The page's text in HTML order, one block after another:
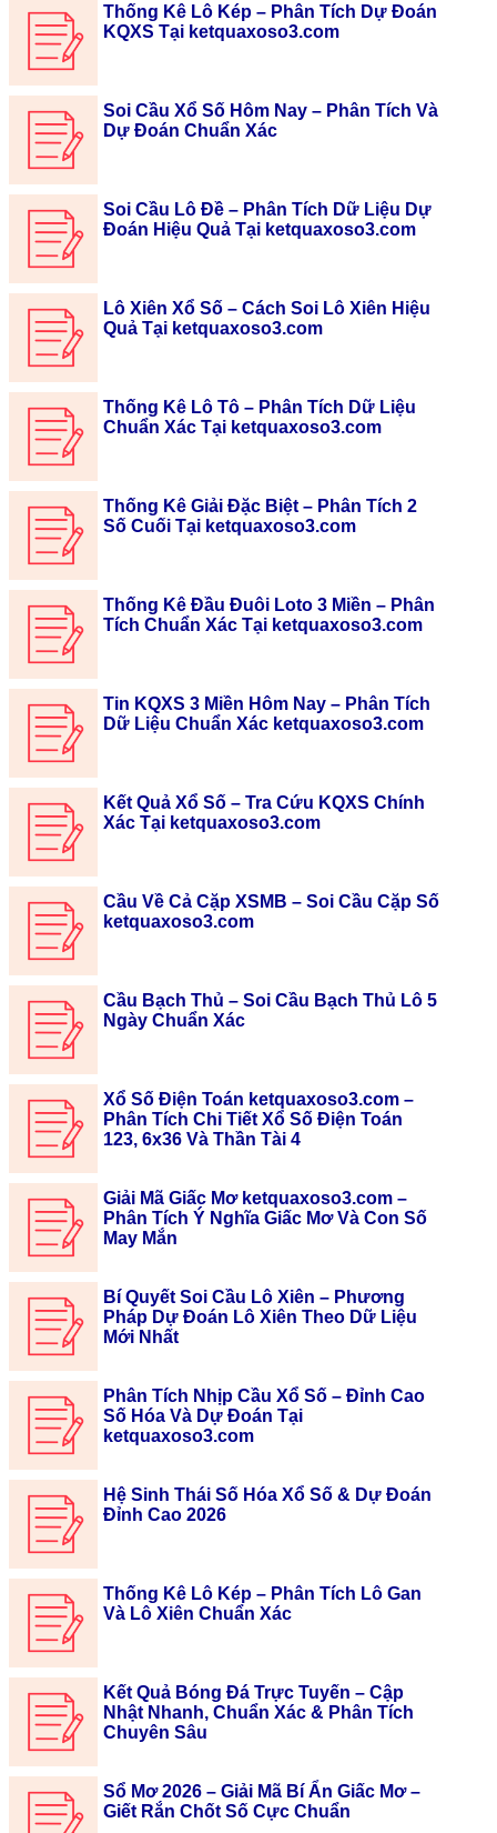
Thống Kê Lô Kép – Phân Tích Dự Đoán
KQXS Tại ketquaxoso3.com
Soi Cầu Xổ Số Hôm Nay – Phân Tích Và
Dự Đoán Chuẩn Xác
Soi Cầu Lô Đề – Phân Tích Dữ Liệu Dự
Đoán Hiệu Quả Tại ketquaxoso3.com
Lô Xiên Xổ Số – Cách Soi Lô Xiên Hiệu
Quả Tại ketquaxoso3.com
Thống Kê Lô Tô – Phân Tích Dữ Liệu
Chuẩn Xác Tại ketquaxoso3.com
Thống Kê Giải Đặc Biệt – Phân Tích 2
Số Cuối Tại ketquaxoso3.com
Thống Kê Đầu Đuôi Loto 3 Miền – Phân
Tích Chuẩn Xác Tại ketquaxoso3.com
Tin KQXS 3 Miền Hôm Nay – Phân Tích
Dữ Liệu Chuẩn Xác ketquaxoso3.com
Kết Quả Xổ Số – Tra Cứu KQXS Chính
Xác Tại ketquaxoso3.com
Cầu Về Cả Cặp XSMB – Soi Cầu Cặp Số
ketquaxoso3.com
Cầu Bạch Thủ – Soi Cầu Bạch Thủ Lô 5
Ngày Chuẩn Xác
Xổ Số Điện Toán ketquaxoso3.com –
Phân Tích Chi Tiết Xổ Số Điện Toán
123, 6x36 Và Thần Tài 4
Giải Mã Giấc Mơ ketquaxoso3.com –
Phân Tích Ý Nghĩa Giấc Mơ Và Con Số
May Mắn
Bí Quyết Soi Cầu Lô Xiên – Phương
Pháp Dự Đoán Lô Xiên Theo Dữ Liệu
Mới Nhất
Phân Tích Nhịp Cầu Xổ Số – Đỉnh Cao
Số Hóa Và Dự Đoán Tại
ketquaxoso3.com
Hệ Sinh Thái Số Hóa Xổ Số & Dự Đoán
Đỉnh Cao 2026
Thống Kê Lô Kép – Phân Tích Lô Gan
Và Lô Xiên Chuẩn Xác
Kết Quả Bóng Đá Trực Tuyến – Cập
Nhật Nhanh, Chuẩn Xác & Phân Tích
Chuyên Sâu
Sổ Mơ 2026 – Giải Mã Bí Ẩn Giấc Mơ –
Giết Rắn Chốt Số Cực Chuẩn